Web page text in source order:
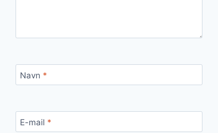
Navn *
E-mail *